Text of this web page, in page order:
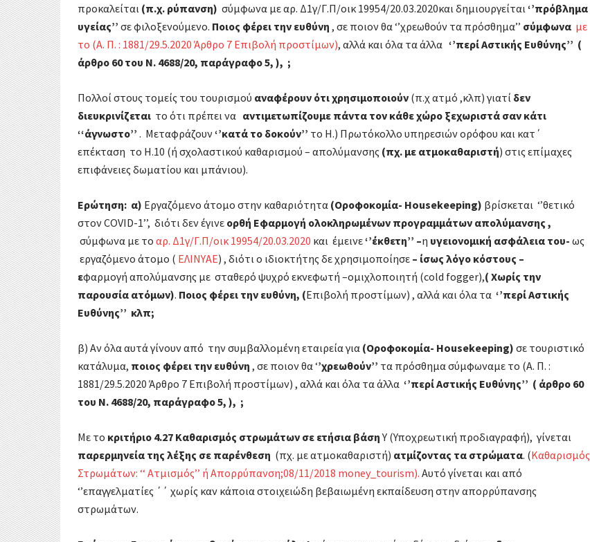
προκαλείται (π.χ. ρύπανση) σύμφωνα με αρ. Δ1γ/Γ.Π/οικ 19954/20.03.2020και δημιουργείται‘’πρόβλημα
υγείας’’ σε φιλοξενούμενο. Ποιος φέρει την ευθύνη , σε ποιον θα ‘’χρεωθούν τα πρόσθημα’’ σύμφωνα με
το (Α. Π. : 1881/29.5.2020 Άρθρο 7 Επιβολή προστίμων), αλλά και όλα τα άλλα ‘’περί Αστικής Ευθύνης’’ (
άρθρο 60 του Ν. 4688/20, παράγραφο 5, ), ;
Πολλοί στους τομείς του τουρισμού αναφέρουν ότι χρησιμοποιούν (π.χ ατμό ,κλπ) γιατί δεν
διευκρινίζεται το ότι πρέπει να αντιμετωπίζουμε πάντα τον κάθε χώρο ξεχωριστά σαν κάτι
‘‘άγνωστο’’ . Μεταφράζουν‘’κατά το δοκούν’’ το Η.) Πρωτόκολλο υπηρεσιών ορόφου και κατ΄
επέκταση το Η.10 (ή σχολαστικού καθαρισμού – απολύμανσης (πχ. με ατμοκαθαριστή) στις επίμαχες
επιφάνειες δωματίου και μπάνιου).
Ερώτηση: α) Εργαζόμενο άτομο στην καθαριότητα (Οροφοκομία- Housekeeping) βρίσκεται ‘’θετικό
στον COVID-1’’, διότι δεν έγινε ορθή Εφαρμογή ολοκληρωμένων προγραμμάτων απολύμανσης ,
σύμφωνα με το αρ. Δ1γ/Γ.Π/οικ 19954/20.03.2020 και έμεινε‘’έκθετη’’ –η υγειονομική ασφάλεια του- ως
εργαζόμενο άτομο ( ΕΛΙΝΥΑΕ) , διότι ο ιδιοκτήτης δε χρησιμοποίησε – ίσως λόγο κόστους –
εφαρμογή απολύμανσης με σταθερό ψυχρό εκνεφωτή –ομιχλοποιητή (cold fogger),( Χωρίς την
παρουσία ατόμων). Ποιος φέρει την ευθύνη, (Επιβολή προστίμων) , αλλά και όλα τα ‘’περί Αστικής
Ευθύνης’’ κλπ;
β) Αν όλα αυτά γίνουν από την συμβαλλομένη εταιρεία για (Οροφοκομία- Housekeeping) σε τουριστικό
κατάλυμα, ποιος φέρει την ευθύνη , σε ποιον θα ‘’χρεωθούν’’ τα πρόσθημα σύμφωναμε το (Α. Π. :
1881/29.5.2020 Άρθρο 7 Επιβολή προστίμων) , αλλά και όλα τα άλλα ‘’περί Αστικής Ευθύνης’’ ( άρθρο 60
του Ν. 4688/20, παράγραφο 5, ), ;
Με το κριτήριο 4.27 Καθαρισμός στρωμάτων σε ετήσια βάσηΥ (Υποχρεωτική προδιαγραφή), γίνεται
παρερμηνεία της λέξης σε παρένθεση (πχ. με ατμοκαθαριστή) ατμίζοντας τα στρώματα. (Καθαρισμός
Στρωμάτων: ‘‘ Ατμισμός’’ ή Απορρύπανση;08/11/2018 money_tourism). Αυτό γίνεται και από
‘’επαγγελματίες ΄΄ χωρίς καν κάποια στοιχειώδη βεβαιωμένη εκπαίδευση στην απορρύπανσης
στρωμάτων.